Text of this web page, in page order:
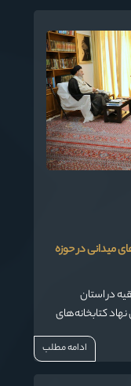
میدانی در حوزه
در استان
کتابخانه‌های
پژوهش‌های آماری و
مطالعه تاکید
ادامه مطلب